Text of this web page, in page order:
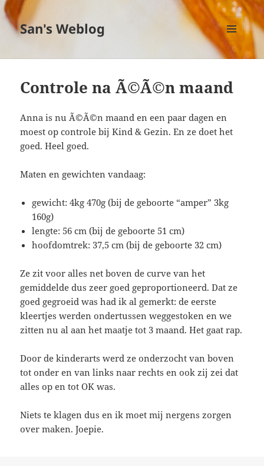
San's Weblog
MENU
EN
Controle na Ã©Ã©n maand
Anna is nu Ã©Ã©n maand en een paar dagen en
moest op controle bij Kind & Gezin. En ze doet het
goed. Heel goed.
Maten en gewichten vandaag:
gewicht: 4kg 470g (bij de geboorte “amper” 3kg
160g)
lengte: 56 cm (bij de geboorte 51 cm)
hoofdomtrek: 37,5 cm (bij de geboorte 32 cm)
Ze zit voor alles net boven de curve van het
gemiddelde dus zeer goed geproportioneerd. Dat ze
goed gegroeid was had ik al gemerkt: de eerste
kleertjes werden ondertussen weggestoken en we
zitten nu al aan het maatje tot 3 maand. Het gaat rap.
Door de kinderarts werd ze onderzocht van boven
tot onder en van links naar rechts en ook zij zei dat
alles op en tot OK was.
Niets te klagen dus en ik moet mij nergens zorgen
over maken. Joepie.